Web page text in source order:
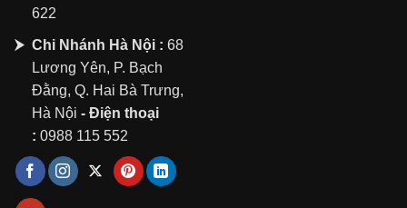
622
Chi Nhánh Hà Nội : 68
Lương Yên, P. Bạch
Đằng, Q. Hai Bà Trưng,
Hà Nội - Điện thoại
: 0988 115 552